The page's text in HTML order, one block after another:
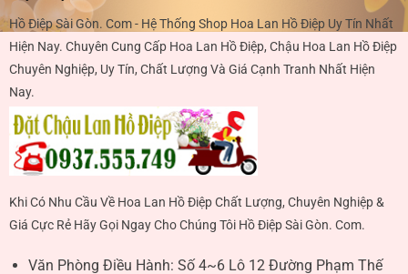
Hồ Điệp Sài Gòn. Com - Hệ Thống Shop Hoa Lan Hồ Điệp Uy Tín Nhất
Hiện Nay. Chuyên Cung Cấp Hoa Lan Hồ Điệp, Chậu Hoa Lan Hồ Điệp
Chuyên Nghiệp, Uy Tín, Chất Lượng Và Giá Cạnh Tranh Nhất Hiện
Nay.
Khi Có Nhu Cầu Về Hoa Lan Hồ Điệp Chất Lượng, Chuyên Nghiệp &
Giá Cực Rẻ Hãy Gọi Ngay Cho Chúng Tôi Hồ Điệp Sài Gòn. Com.
Văn Phòng Điều Hành: Số 4~6 Lô 12 Đường Phạm Thế